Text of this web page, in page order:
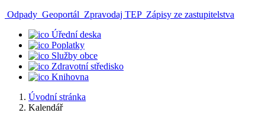
Odpady Geoportál Zpravodaj TEP Zápisy ze zastupitelstva
Úřední deska
Poplatky
Služby obce
Zdravotní středisko
Knihovna
Úvodní stránka
Kalendář